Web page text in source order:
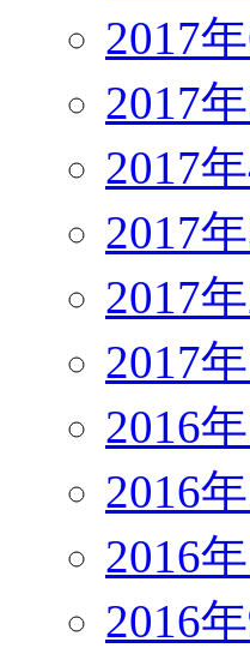
2017
2017
2017
2017
2017
2017
2016
2016
2016
2016